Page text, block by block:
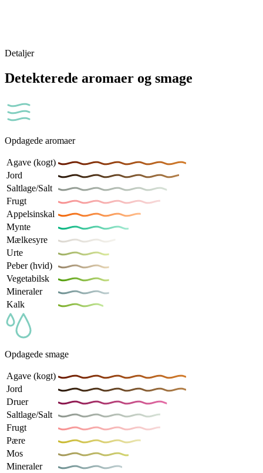
Detaljer
Detekterede aromaer og smage
Opdagede aromaer
Agave (kogt)
Jord
Saltlage/Salt
Frugt
Appelsinskal
Mynte
Mælkesyre
Urte
Peber (hvid)
Vegetabilsk
Mineraler
Kalk
Opdagede smage
Agave (kogt)
Jord
Druer
Saltlage/Salt
Frugt
Pære
Mos
Mineraler